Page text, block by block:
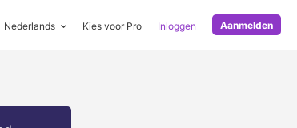
Nederlands Kies voor Pro Inloggen Aanmelden